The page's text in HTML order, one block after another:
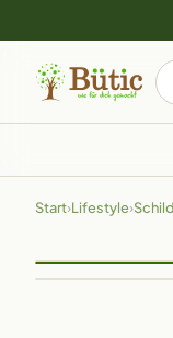
Start›Lifestyle›